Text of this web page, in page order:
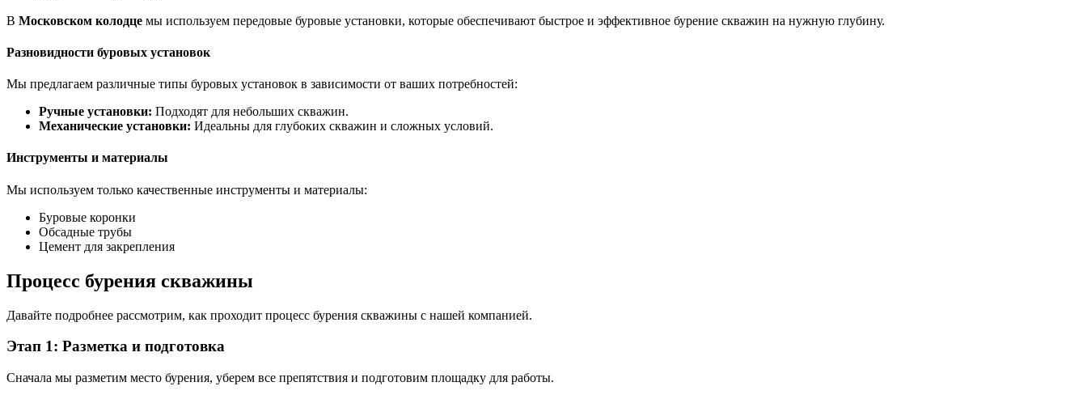
В Московском колодце мы используем передовые буровые установки, которые обеспечивают быстрое и эффективное бурение скважин на нужную глубину.
Разновидности буровых установок
Мы предлагаем различные типы буровых установок в зависимости от ваших потребностей:
Ручные установки: Подходят для небольших скважин.
Механические установки: Идеальны для глубоких скважин и сложных условий.
Инструменты и материалы
Мы используем только качественные инструменты и материалы:
Буровые коронки
Обсадные трубы
Цемент для закрепления
Процесс бурения скважины
Давайте подробнее рассмотрим, как проходит процесс бурения скважины с нашей компанией.
Этап 1: Разметка и подготовка
Сначала мы разметим место бурения, уберем все препятствия и подготовим площадку для работы.